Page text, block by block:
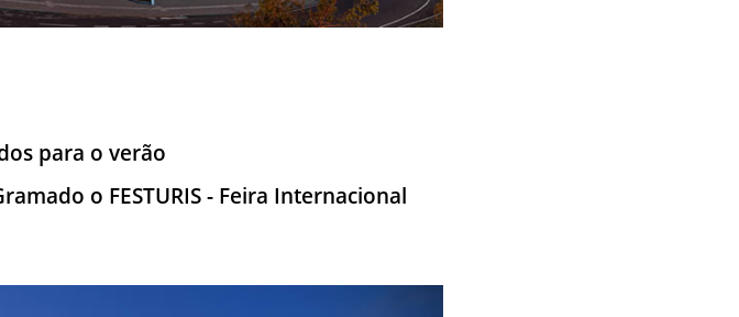
para o verão
o FESTURIS - Feira Internacional